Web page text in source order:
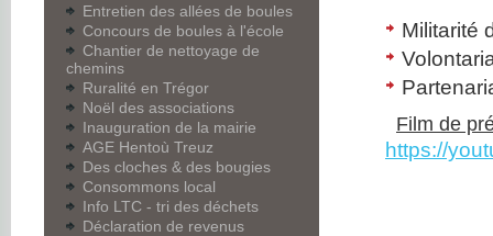
Entretien des allées de boules
Concours de boules à l'école
Chantier de nettoyage de
chemins
Ruralité en Trégor
Noël des associations
Inauguration de la mairie
AGE Hentoù Treuz
Des cloches & des bougies
Consommons local
Info LTC - tri des déchets
Déclaration de revenus
Militarité
Film de
https://